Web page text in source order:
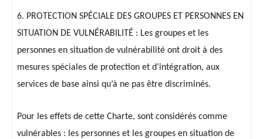
6. PROTECTION SPÉCIALE DES GROUPES ET PERSONNES EN
SITUATION DE VULNÉRABILITÉ : Les groupes et les
personnes en situation de vulnérabilité ont droit à des
mesures spéciales de protection et d’intégration, aux
services de base ainsi qu’à ne pas être discriminés.
Pour les effets de cette Charte, sont considérés comme
vulnérables : les personnes et les groupes en situation de